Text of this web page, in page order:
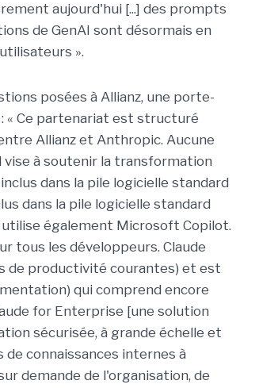
aujourd'hui [...] des prompts
de GenAI sont désormais en
».
posées à Allianz, une porte-
« Ce partenariat est structuré
Allianz et Anthropic. Aucune
vise à soutenir la transformation
dans la pile logicielle standard
dans la pile logicielle standard
également Microsoft Copilot.
tous les développeurs. Claude
de productivité courantes) et est
qui comprend encore
for Enterprise [une solution
sécurisée, à grande échelle et
connaissances internes à
demande de l'organisation, de